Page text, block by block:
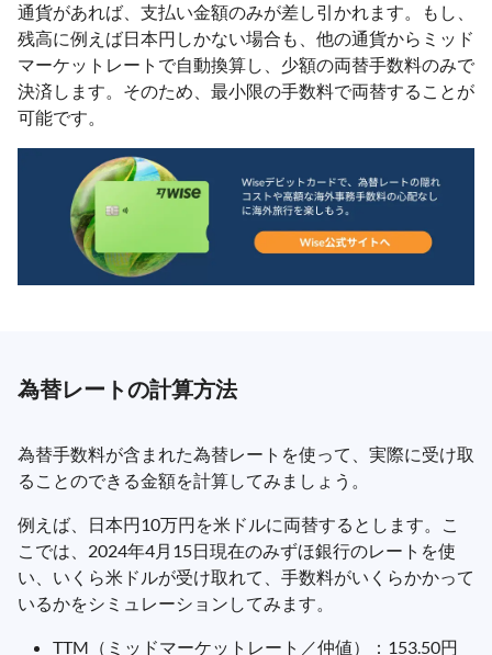
通貨があれば、支払い金額のみが差し引かれます。もし、
残高に例えば日本円しかない場合も、他の通貨からミッド
マーケットレートで自動換算し、少額の両替手数料のみで
決済します。そのため、最小限の手数料で両替することが
可能です。
為替レートの計算方法
為替手数料が含まれた為替レートを使って、実際に受け取
ることのできる金額を計算してみましょう。
例えば、日本円10万円を米ドルに両替するとします。こ
こでは、2024年4月15日現在のみずほ銀行のレートを使
い、いくら米ドルが受け取れて、手数料がいくらかかって
いるかをシミュレーションしてみます。
TTM（ミッドマーケットレート／仲値）：153.50円